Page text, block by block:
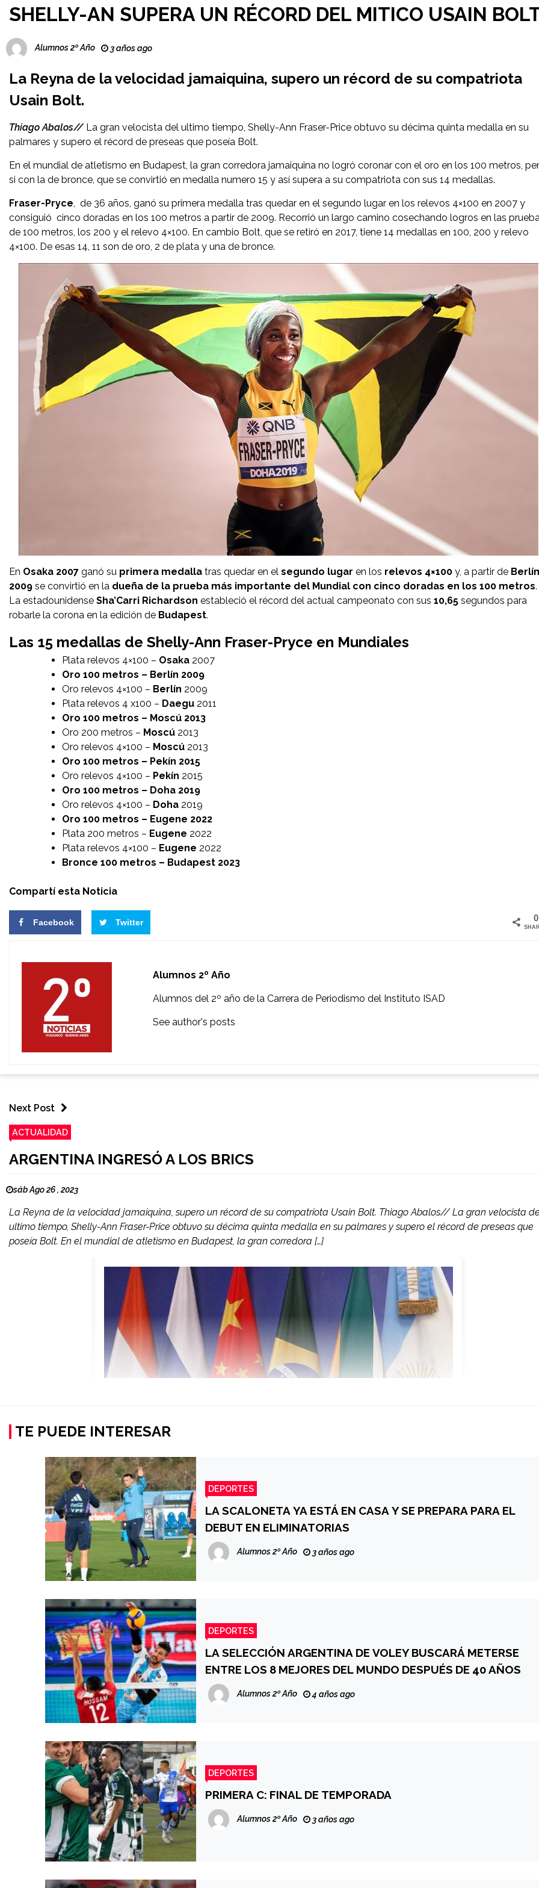
SHELLY-AN SUPERA UN RÉCORD DEL MITICO USAIN
Alumnos 2º Año 3 años ago
La Reyna de la velocidad jamaiquina, supero un récord de su compatriota
Usain Bolt.
Thiago Abalos// La gran velocista del ultimo tiempo, Shelly-Ann Fraser-Price obtuvo su décima quinta medalla en su
palmares y supero el récord de preseas que poseía Bolt.
En el mundial de atletismo en Budapest, la gran corredora jamaiquina no logró coronar con el oro en los 100 metros,
si con la de bronce, que se convirtió en medalla numero 15 y así supera a su compatriota con sus 14 medallas.
Fraser-Pryce, de 36 años, ganó su primera medalla tras quedar en el segundo lugar en los relevos 4×100 en 2007 y
consiguió cinco doradas en los 100 metros a partir de 2009. Recorrió un largo camino cosechando logros en las
de 100 metros, los 200 y el relevo 4×100. En cambio Bolt, que se retiró en 2017, tiene 14 medallas en 100, 200 y relevo
4×100. De esas 14, 11 son de oro, 2 de plata y una de bronce.
En Osaka 2007 ganó su primera medalla tras quedar en el segundo lugar en los relevos 4×100 y, a partir de Berlín
2009 se convirtió en la dueña de la prueba más importante del Mundial con cinco doradas en los 100 metros.
La estadounidense Sha’Carri Richardson estableció el récord del actual campeonato con sus 10,65 segundos para
robarle la corona en la edición de Budapest.
Las 15 medallas de Shelly-Ann Fraser-Pryce en Mundiales
Plata relevos 4×100 – Osaka 2007
Oro 100 metros – Berlín 2009
Oro relevos 4×100 – Berlín 2009
Plata relevos 4 x100 – Daegu 2011
Oro 100 metros – Moscú 2013
Oro 200 metros – Moscú 2013
Oro relevos 4×100 – Moscú 2013
Oro 100 metros – Pekín 2015
Oro relevos 4×100 – Pekín 2015
Oro 100 metros – Doha 2019
Oro relevos 4×100 – Doha 2019
Oro 100 metros – Eugene 2022
Plata 200 metros – Eugene 2022
Plata relevos 4×100 – Eugene 2022
Bronce 100 metros – Budapest 2023
Compartí esta Noticia
Facebook Twitter 0
Alumnos 2º Año
Alumnos del 2º año de la Carrera de Periodismo del Instituto ISAD
See author's posts
Next Post
ACTUALIDAD
ARGENTINA INGRESÓ A LOS BRICS
sáb Ago 26 , 2023
La Reyna de la velocidad jamaiquina, supero un récord de su compatriota Usain Bolt. Thiago Abalos// La gran velocista
ultimo tiempo, Shelly-Ann Fraser-Price obtuvo su décima quinta medalla en su palmares y supero el récord de preseas que
poseía Bolt. En el mundial de atletismo en Budapest, la gran corredora […]
TE PUEDE INTERESAR
DEPORTES
LA SCALONETA YA ESTÁ EN CASA Y SE PREPARA PARA EL
DEBUT EN ELIMINATORIAS
Alumnos 2º Año 3 años ago
DEPORTES
LA SELECCIÓN ARGENTINA DE VOLEY BUSCARÁ METERSE
ENTRE LOS 8 MEJORES DEL MUNDO DESPUÉS DE 40 AÑOS
Alumnos 2º Año 4 años ago
DEPORTES
PRIMERA C: FINAL DE TEMPORADA
Alumnos 2º Año 3 años ago